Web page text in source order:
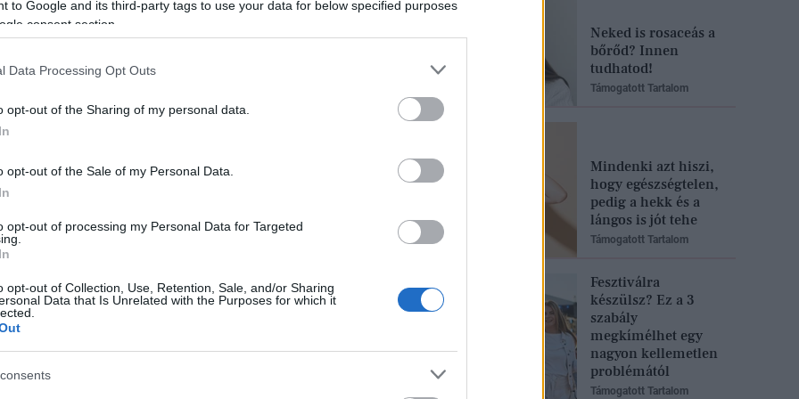
to Google and its third-party tags to use your data for below specified purposes
consent section.
Data Processing Opt Outs
opt-out of the Sharing of my personal data.
opt-out of the Sale of my Personal Data.
opt-out of processing my Personal Data for Targeted
opt-out of Collection, Use, Retention, Sale, and/or Sharing
Data that Is Unrelated with the Purposes for which it
American Apparelhirdetéseket
A divatmárka nem tanult az
Apparel kreatívjai minden ilyen
szó esik a márkáról. A betiltással
fórumon bemutatják, mire is
Neked is rosaceás a
bőrőd? Innen
tudhatod!
Támogatott Tartalom
Mindenki azt hiszi,
hogy egészségtelen,
pedig a hekk és a
lángos is jót tehe
Támogatott Tartalom
Fesztiválra
készülsz? Ez a 3
szabály
megkímélhet egy
nagyon kellemetlen
problémától
Támogatott Tartalom